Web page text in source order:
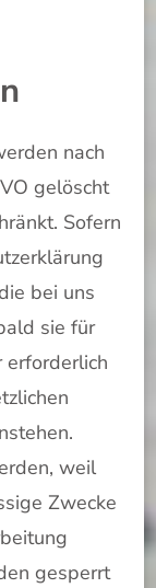
nach
gelöscht
Sofern
bei uns
sie für
erforderlich
weil
Zwecke
gesperrt